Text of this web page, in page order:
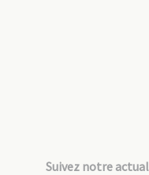
Suivez notre